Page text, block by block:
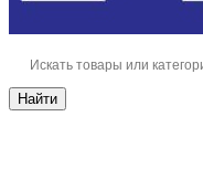
Найти